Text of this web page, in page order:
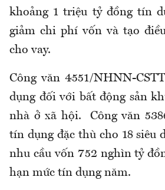
khoảng 1 triệu tỷ đồng tín
giảm chi phí vốn và tạo
cho vay.
Công văn 4551/NHNN-
dụng đối với bất động sản
nhà ở xã hội. Công văn
tín dụng đặc thù cho 18 siêu
nhu cầu vốn 752 nghìn tỷ
hạn mức tín dụng năm.